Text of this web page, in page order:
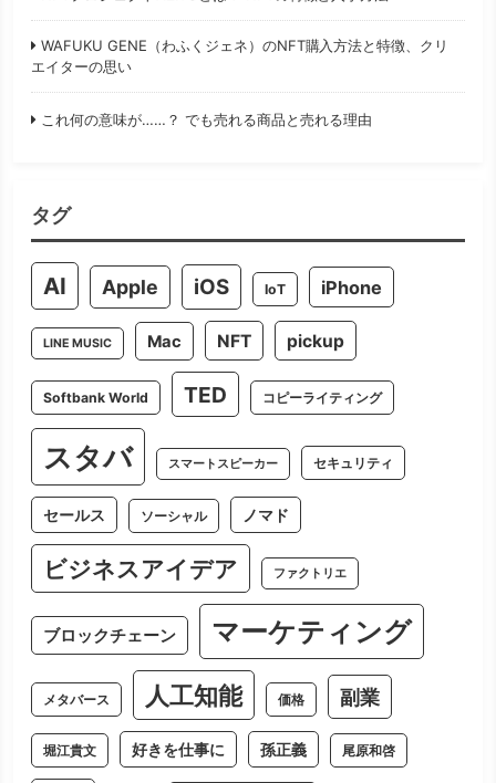
WAFUKU GENE（わふくジェネ）のNFT購入方法と特徴、クリ
エイターの思い
これ何の意味が……？ でも売れる商品と売れる理由
タグ
AI Apple iOS IoT iPhone
LINE MUSIC Mac NFT pickup
Softbank World TED コピーライティング
スタバ スマートスピーカー セキュリティ
セールス ソーシャル ノマド
ビジネスアイデア ファクトリエ
ブロックチェーン マーケティング
メタバース 人工知能 価格 副業
堀江貴文 好きを仕事に 孫正義 尾原和啓